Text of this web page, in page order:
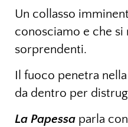
Un collasso
conosciamo e che si
sorprendenti.
Il fuoco penetra
da dentro per
La Papessa parla con